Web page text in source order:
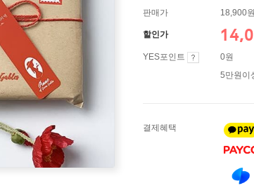
판매가 18,900원
할인가
YES포인트
0원
5만원이
결제혜택